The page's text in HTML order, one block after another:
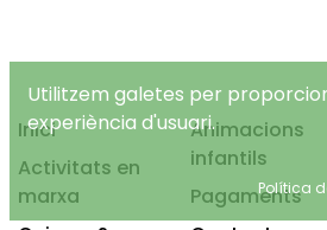
Inici
Activitats en
marxa
Animacions
infantils
Pagaments
Utilitzem galetes per
experiència d'usuari.
Política